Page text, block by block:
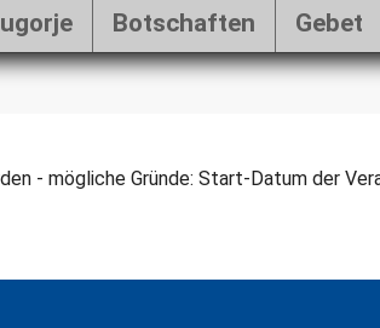
Botschaften Gebet
- mögliche Gründe: Start-Datum der